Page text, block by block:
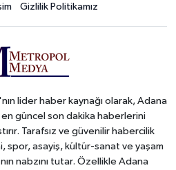
Gizlilik Politikamız
lider haber kaynağı olarak, Adana
güncel son dakika haberlerini
Tarafsız ve güvenilir habercilik
spor, asayiş, kültür-sanat ve yaşam
nabzını tutar. Özellikle Adana